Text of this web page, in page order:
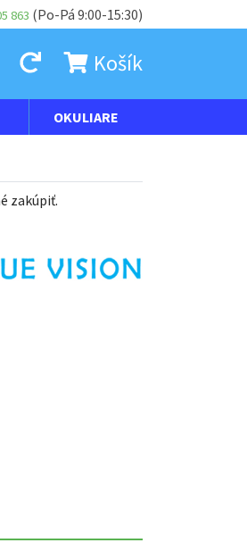
863 (Po-Pá 9:00-15:30)
Košík
OKULIARE
zakúpiť.